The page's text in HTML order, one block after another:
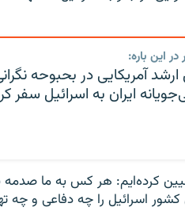
در این باره:
ارشد آمریکایی در بحبوحه
ایران به اسرائیل سفر
کرده‌ایم: هر کس به ما صدمه
کشور اسرائیل را چه دفاعی و چه